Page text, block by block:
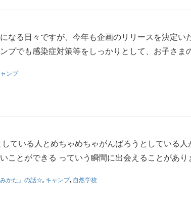
なる日々ですが、今年も企画のリリースを決定い
プでも感染症対策等をしっかりとして、お子さま
ンプ
ている人とめちゃめちゃがんばろうとしている
ことができる っていう瞬間に出会えることがあり
みかた』の話☆, キャンプ, 自然学校